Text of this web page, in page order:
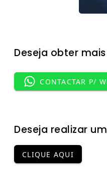
Deseja obter
CONTACTAR P/
Deseja realizar
CLIQUE AQUI